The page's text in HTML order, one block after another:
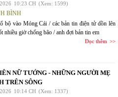
10:23 CH (Xem: 1599)
BÌNH
bộ vào Móng Cái / các bản tin điện tử dồn lên
nhiều giờ chống bão / anh đợi bản tin em
Đọc thêm
NỮ TƯỚNG - NHỮNG NGƯỜI MẸ
TRÊN SÔNG
10:14 CH (Xem: 1337)